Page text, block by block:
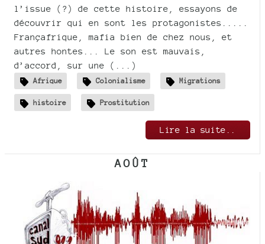
l’issue (?) de cette histoire, essayons de
découvrir qui en sont les protagonistes.....
Françafrique, mafia bien de chez nous, et
autres hontes... Le son est mauvais,
d’accord, sur une (...)
Afrique Colonialisme Migrations
histoire Prostitution
Lire la suite..
AOÛT